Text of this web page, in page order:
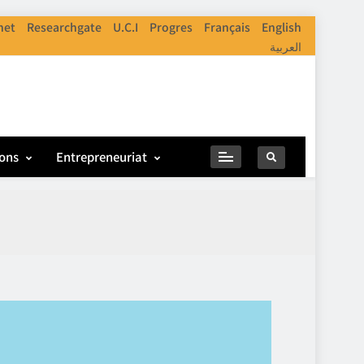
Researchgate U.C.I Progres Français
English
العربية
Entrepreneuriat